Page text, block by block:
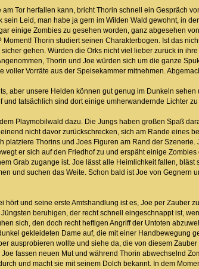
Tor herfallen kann, bricht Thorin schnell ein Gespräch
sein Leid, man habe ja gern im Wilden Wald gewohnt, in
einige Zombies zu gesehen worden, ganz abgesehen
Thorin studiert seinen Charakterbogen. Ist das
gehen. Würden die Orks nicht viel lieber zurück in
Thorin und Joe würden sich um die ganze
Vorräte aus der Speisekammer mitnehmen.
aber unsere Helden können gut genug im Dunkeln
tatsächlich sind dort einige umherwandernde Lichter
Playmobilwald dazu. Die Jungs haben großen Spaß
nicht davor zurückschrecken, sich am Rande eines
Thorins und Joes Figuren am Rand der
er sich auf den Friedhof zu und erspäht einige
Grab zugange ist. Joe lässt alle Heimlichkeit fallen, bläst
und suchen das Weite. Schon bald ist Joe von Gegnern
und seine erste Amtshandlung ist es, Joe per Zauber
beruhigen, der recht schnell eingeschnappt ist,
sich, den doch recht heftigen Angriff der Untoten
gekleideten Dame auf, die mit einer Handbewegung
ausprobieren wollte und siehe da, die von diesem
fassen neuen Mut und während Thorin abwechselnd
und macht sie mit seinem Dolch bekannt. In dem